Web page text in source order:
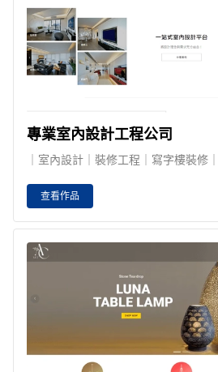
專業室內設計工程公司
｜室內設計｜裝修工程｜寫字樓裝修
查看作品